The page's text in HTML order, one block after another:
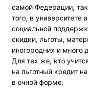
самой Федерации,
того, в университете
социальной
скидки, льготы,
иногородних и много
Для тех же, кто
на льготный кредит
в очной форме.